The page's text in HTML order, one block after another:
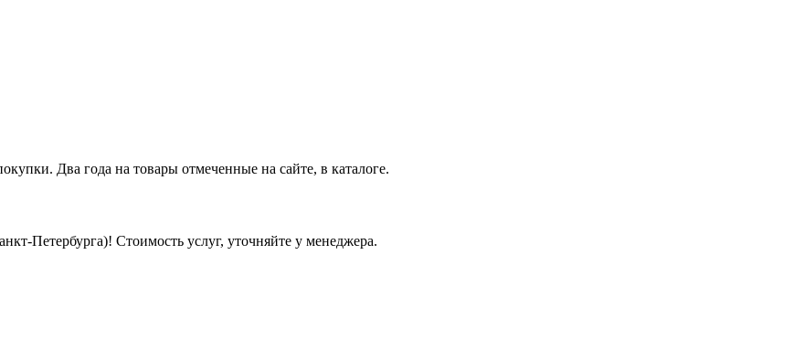
Два года на товары отмеченные на сайте, в каталоге.
Петербурга)! Стоимость услуг, уточняйте у менеджера.